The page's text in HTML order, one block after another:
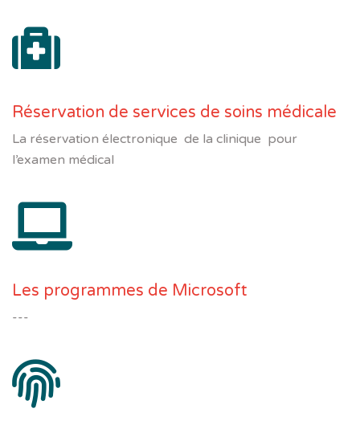
Réservation de services de soins médicale
La réservation électronique de la clinique pour
l’examen médical
Les programmes de Microsoft
---